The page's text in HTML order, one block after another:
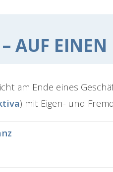
– AUF EINEN
am Ende eines
) mit Eigen- und